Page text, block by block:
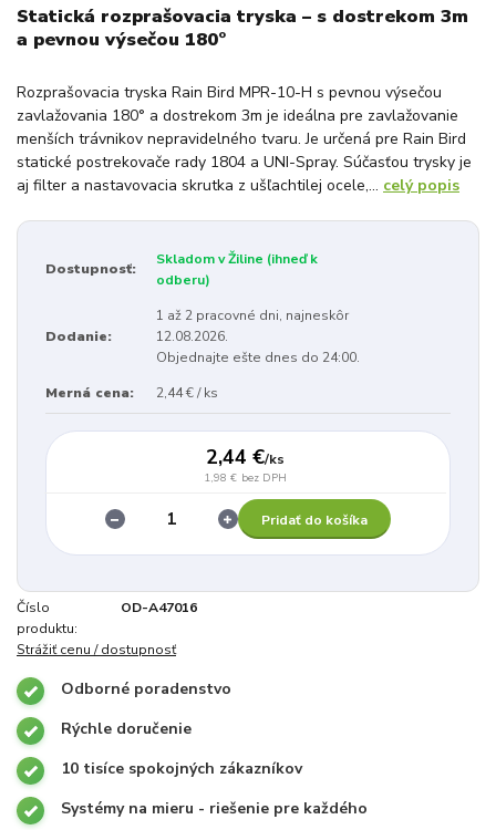
Statická rozprašovacia tryska – s dostrekom 3m
a pevnou výsečou 180°
Rozprašovacia tryska Rain Bird MPR-10-H s pevnou výsečou
zavlažovania 180° a dostrekom 3m je ideálna pre zavlažovanie
menších trávnikov nepravidelného tvaru. Je určená pre Rain Bird
statické postrekovače rady 1804 a UNI-Spray. Súčasťou trysky je
aj filter a nastavovacia skrutka z ušľachtilej ocele,... celý popis
Dostupnosť:
Skladom v Žiline (ihneď k
odberu)
Dodanie:
1 až 2 pracovné dni, najneskôr
12.08.2026.
Objednajte ešte dnes do 24:00.
Merná cena: 2,44 € / ks
2,44 €/ks
1,98 € bez DPH
Pridať do košíka
Číslo
produktu:
OD-A47016
Strážiť cenu / dostupnosť
Odborné poradenstvo
Rýchle doručenie
10 tisíce spokojných zákazníkov
Systémy na mieru - riešenie pre každého